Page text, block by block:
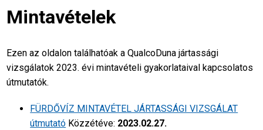
Mintavételek
Ezen az oldalon találhatóak a QualcoDuna jártassági
vizsgálatok 2023. évi mintavételi gyakorlataival kapcsolatos
útmutatók.
FÜRDŐVÍZ MINTAVÉTEL JÁRTASSÁGI VIZSGÁLAT
útmutató Közzétéve: 2023.02.27.